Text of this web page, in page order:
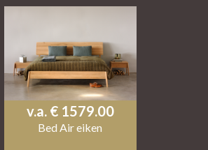
v.a. € 1579.00
Bed Air eiken